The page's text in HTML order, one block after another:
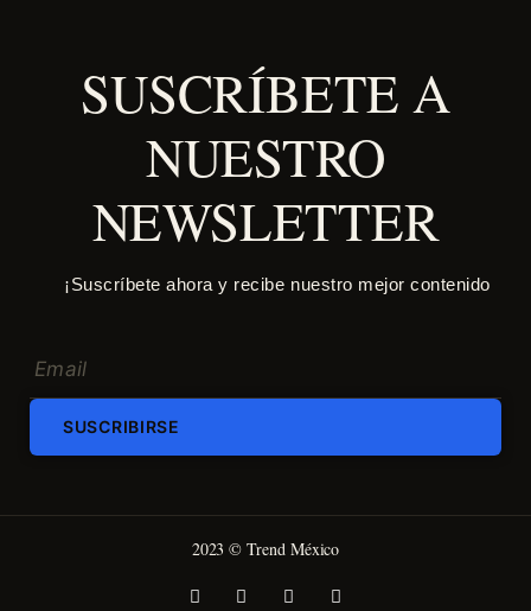
SUSCRÍBETE A
NUESTRO
NEWSLETTER
¡Suscríbete ahora y recibe nuestro mejor contenido
SUSCRIBIRSE
2023 © Trend México